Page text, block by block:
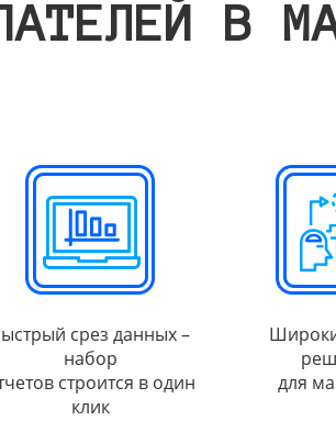
В
срез данных –
набор
строится в один
клик
для